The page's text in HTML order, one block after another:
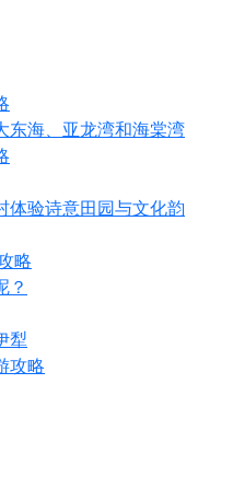
海、亚龙湾和海棠湾
体验诗意田园与文化韵
略
？
犁
攻略